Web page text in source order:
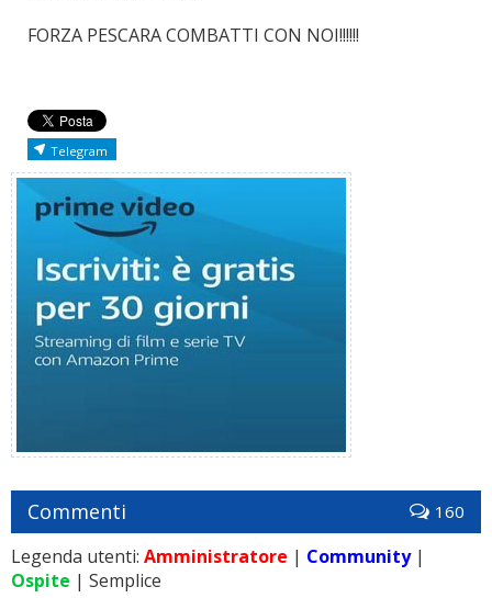
FORZA PESCARA COMBATTI CON NOI!!!!!!
Telegram
Commenti 160
Legenda utenti: Amministratore | Community|
Ospite | Semplice